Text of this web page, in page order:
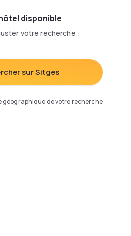
disponible
votre recherche :
sur Sitges
géographique de votre recherche